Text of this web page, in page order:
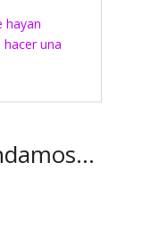
hayan
una